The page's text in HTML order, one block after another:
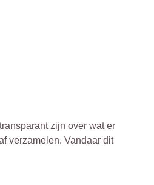
zijn over wat er
verzamelen. Vandaar dit